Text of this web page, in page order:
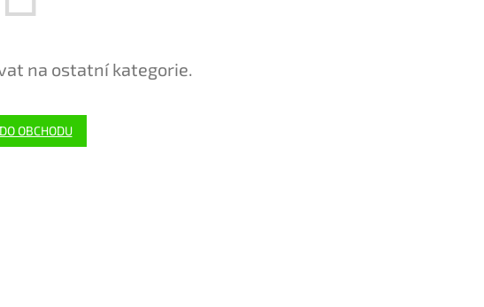
na ostatní kategorie.
OBCHODU